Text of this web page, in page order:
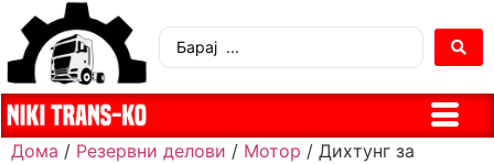
Дома / Резервни делови / Мотор / Дихтунг за